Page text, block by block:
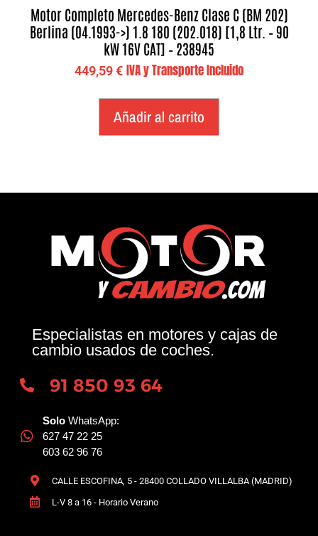
Motor Completo Mercedes-Benz Clase C (BM 202)
Berlina (04.1993->) 1.8 180 (202.018) [1,8 Ltr. – 90
kW 16V CAT] – 238945
449,59€ IVA y Transporte Incluido
Añadir al carrito
Especialistas en motores y cajas de
cambio usados de coches.
91 850 93 64
Solo WhatsApp:
627 47 22 25
603 62 96 76
CALLE ESCOFINA, 5 - 28400 COLLADO VILLALBA (MADRID)
L-V 8 a 16 - Horario Verano